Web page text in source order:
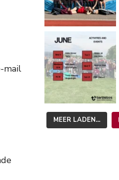
mail
MEER LADEN...